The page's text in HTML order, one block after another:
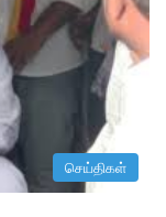
செய்திகள்